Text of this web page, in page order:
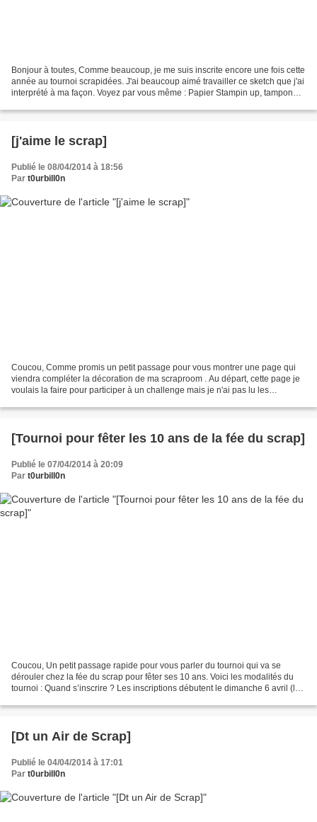
Bonjour à toutes, Comme beaucoup, je me suis inscrite encore une fois cette
année au tournoi scrapidées. J'ai beaucoup aimé travailler ce sketch que j'ai
interprété à ma façon. Voyez par vous même : Papier Stampin up, tampon
[j'aime le scrap]
Publié le 08/04/2014 à 18:56
Par t0urbill0n
Coucou, Comme promis un petit passage pour vous montrer une page qui
viendra compléter la décoration de ma scraproom . Au départ, cette page je
voulais la faire pour participer à un challenge mais je n'ai pas lu les
[Tournoi pour fêter les 10 ans de la fée du scrap]
Publié le 07/04/2014 à 20:09
Par t0urbill0n
Coucou, Un petit passage rapide pour vous parler du tournoi qui va se
dérouler chez la fée du scrap pour fêter ses 10 ans. Voici les modalités du
tournoi : Quand s’inscrire ? Les inscriptions débutent le dimanche 6 avril (le
[Dt un Air de Scrap]
Publié le 04/04/2014 à 17:01
Par t0urbill0n